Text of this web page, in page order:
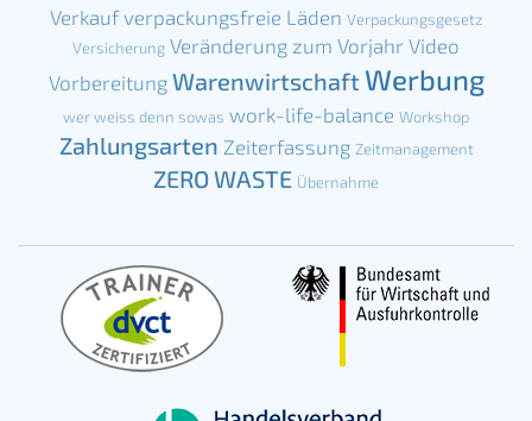
Verkauf verpackungsfreie Läden Verpackungsgesetz
Versicherung Veränderung zum Vorjahr Video
Vorbereitung WarenwirtschaftWerbung
wer weiss denn sowas work-life-balance Workshop
Zahlungsarten Zeiterfassung Zeitmanagement
ZERO WASTE Übernahme